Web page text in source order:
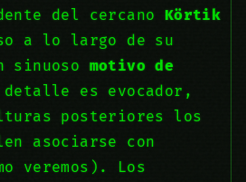
del cercano Körtik
a lo largo de su
sinuoso motivo de
es evocador,
posteriores los
asociarse con
veremos). Los